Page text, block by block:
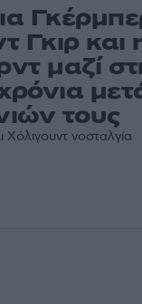
Γκιρ και
μαζί
τους
νοσταλγία